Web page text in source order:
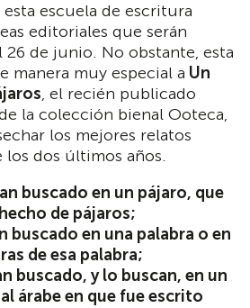
escuela de escritura
editoriales que serán
26 de junio. No obstante, esta
manera muy especial a Un
, el recién publicado
la colección bienal Ooteca,
los mejores relatos
dos últimos años.
buscado en un pájaro, que
de pájaros;
buscado en una palabra o en
de esa palabra;
buscado, y lo buscan, en un
árabe en que fue escrito